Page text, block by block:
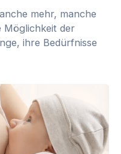
mehr, manche
Möglichkeit der
ihre Bedürfnisse